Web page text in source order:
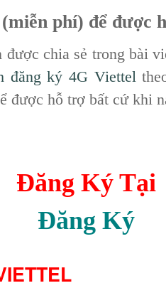
(miễn phí) để được
chia sẻ trong bài
đăng ký 4G Viettel
được hỗ trợ bất cứ khi
Đăng Ký Tại
Đăng Ký